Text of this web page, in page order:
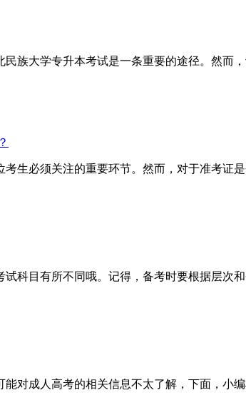
族大学专升本考试是一条重要的途径。然而
生必须关注的重要环节。然而，对于准考证
目有所不同哦。记得，备考时要根据层次
成人高考的相关信息不太了解，下面，小